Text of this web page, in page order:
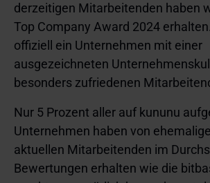
derzeitigen Mitarbeitenden haben
Top Company Award 2024
offiziell ein Unternehmen mit einer
ausgezeichneten
besonders zufriedenen
Nur 5 Prozent aller auf kununu
Unternehmen haben von
aktuellen Mitarbeitenden im
Bewertungen erhalten wie die